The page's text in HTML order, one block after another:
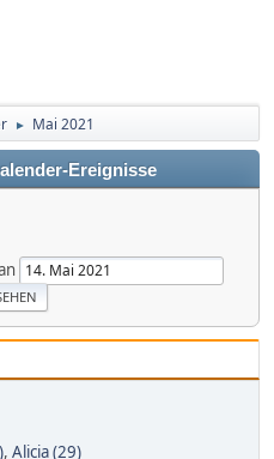
► Mai 2021
Ereignisse
, Alicia (29)